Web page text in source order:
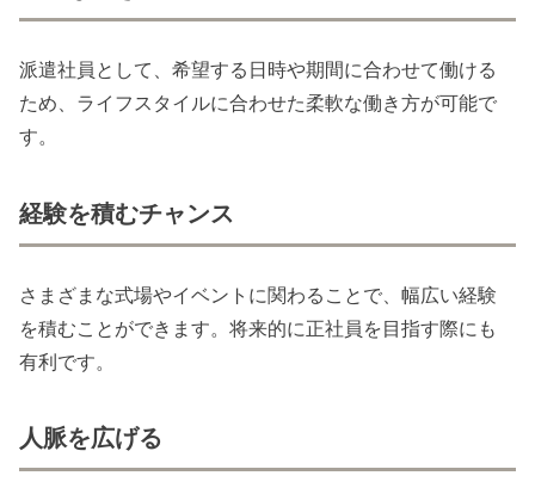
派遣社員として、希望する日時や期間に合わせて働ける
ため、ライフスタイルに合わせた柔軟な働き方が可能で
す。
経験を積むチャンス
さまざまな式場やイベントに関わることで、幅広い経験
を積むことができます。将来的に正社員を目指す際にも
有利です。
人脈を広げる